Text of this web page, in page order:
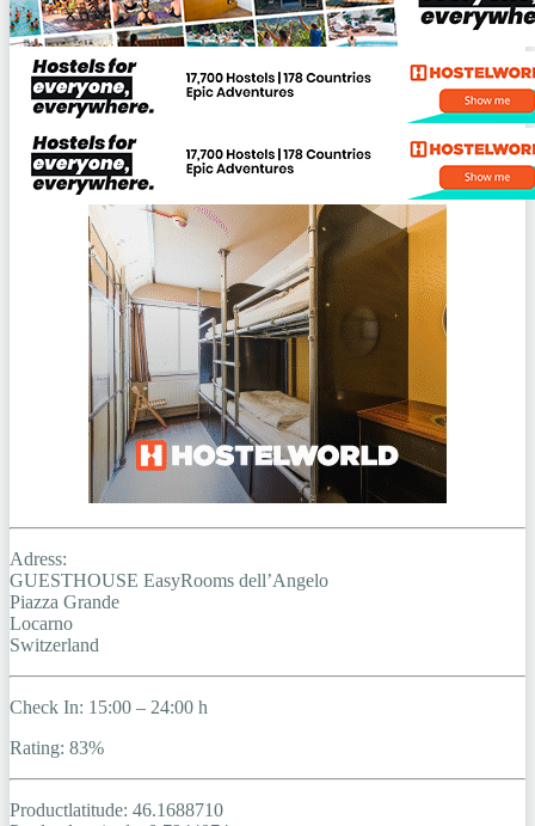
Adress:
GUESTHOUSE EasyRooms dell’Angelo
Piazza Grande
Locarno
Switzerland
Check In: 15:00 – 24:00 h
Rating: 83%
Productlatitude: 46.1688710